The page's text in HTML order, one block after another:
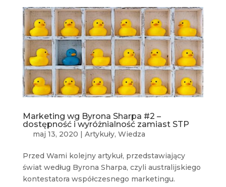
Marketing wg Byrona Sharpa #2 –
dostępność i wyróżnialność zamiast STP
maj 13, 2020 | Artykuły, Wiedza
Przed Wami kolejny artykuł, przedstawiający
świat według Byrona Sharpa, czyli australijskiego
kontestatora współczesnego marketingu.